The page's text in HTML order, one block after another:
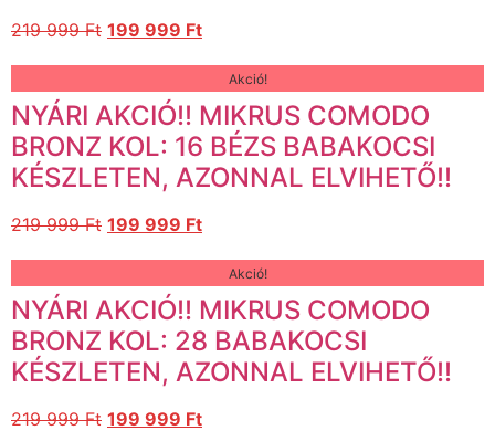
219 999Ft 199 999 Ft
Akció!
NYÁRI AKCIÓ!! MIKRUS COMODO
BRONZ KOL: 16 BÉZS BABAKOCSI
KÉSZLETEN, AZONNAL ELVIHETŐ!!
219 999Ft 199 999 Ft
Akció!
NYÁRI AKCIÓ!! MIKRUS COMODO
BRONZ KOL: 28 BABAKOCSI
KÉSZLETEN, AZONNAL ELVIHETŐ!!
219 999Ft 199 999 Ft